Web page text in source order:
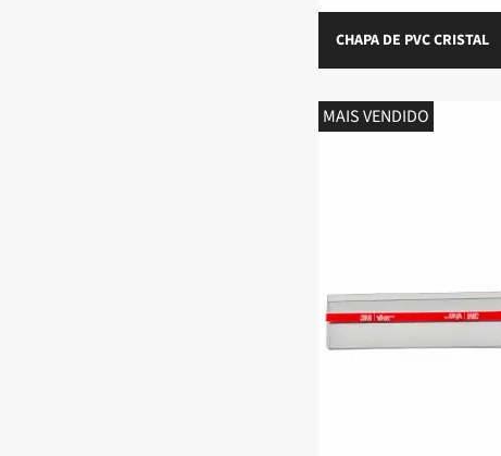
CHAPA DE PVC CRISTAL
MAIS VENDIDO